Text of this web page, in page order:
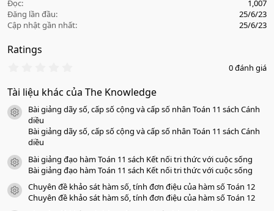
Đọc
1,007
Đăng lần đầu
25/6/23
Cập nhật gần nhất
25/6/23
Ratings
0
0
a
0 đánh giá
Tài liệu khác của The Knowledge
icon tài liệu
Bài giảng dãy số, cấp số cộng và cấp số nhân Toán 11 sách Cánh
diều
Bài giảng dãy số, cấp số cộng và cấp số nhân Toán 11 sách Cánh
diều
icon tài liệu
Bài giảng đạo hàm Toán 11 sách Kết nối tri thức với cuộc sống
Bài giảng đạo hàm Toán 11 sách Kết nối tri thức với cuộc sống
icon tài liệu
Chuyên đề khảo sát hàm số, tính đơn điệu của hàm số Toán 12
Chuyên đề khảo sát hàm số, tính đơn điệu của hàm số Toán 12